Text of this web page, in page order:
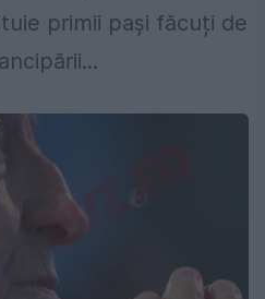
primii pași făcuți de